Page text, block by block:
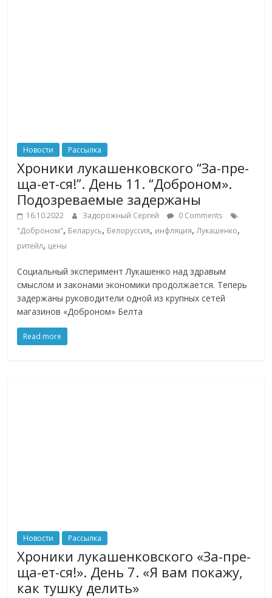
изменения
читателем.
Новости Рассылка
Хроники лукашенковского “За-пре-
ща-ет-ся!”. День 11. “Доброном».
Подозреваемые задержаны
16.10.2022 Задорожный Сергей
0 Comments
"Доброном", Беларусь, Белоруссия, инфляция,Лукашенко,
ритейл, цены
Социальный эксперимент Лукашенко над здравым
смыслом и законами экономики продолжается. Теперь
задержаны руководители одной из крупных сетей
магазинов «Доброном» Белта
Read more
Новости Рассылка
Хроники лукашенковского «За-пре-
ща-ет-ся!». День 7. «Я вам покажу,
как тушку делить»